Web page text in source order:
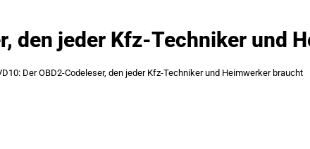
den jeder Kfz-Techniker und
Der OBD2-Codeleser, den jeder Kfz-Techniker und Heimwerker braucht